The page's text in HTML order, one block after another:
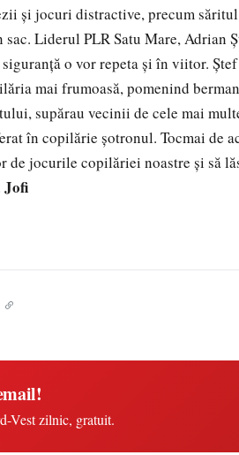
și jocuri distractive, precum
Liderul PLR Satu Mare, Adrian
o vor repeta și în viitor.
mai frumoasă, pomenind
supărau vecinii de cele mai
în copilărie șotronul. Tocmai de
de jocurile copilăriei noastre și să
Jofi
Vest zilnic, gratuit.